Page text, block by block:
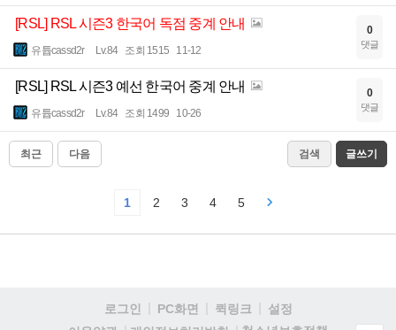
[RSL] RSL 시즌3 한국어 독점 중계 안내
유튭cassd2r Lv.84 조회 1515 11-12
0
댓글
[RSL] RSL 시즌3 예선 한국어 중계 안내
유튭cassd2r Lv.84 조회 1499 10-26
0
댓글
최근 다음 검색 글쓰기
1 2 3 4 5
로그인 PC화면 퀵링크
설정